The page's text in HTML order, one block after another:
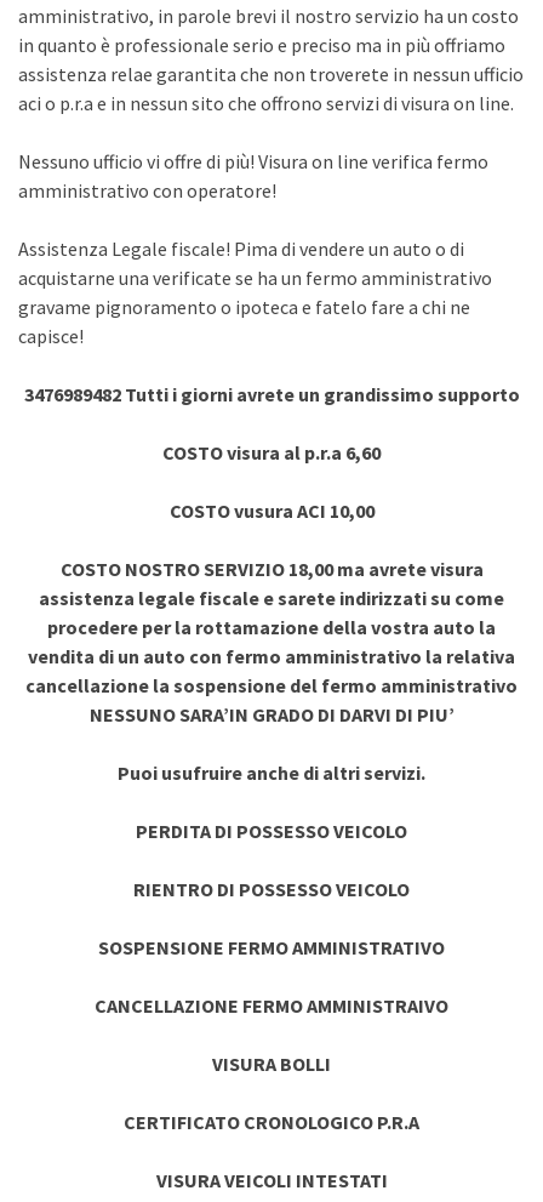
amministrativo, in parole brevi il nostro servizio ha un costo
in quanto è professionale serio e preciso ma in più offriamo
assistenza relae garantita che non troverete in nessun ufficio
aci o p.r.a e in nessun sito che offrono servizi di visura on line.
Nessuno ufficio vi offre di più! Visura on line verifica fermo
amministrativo con operatore!
Assistenza Legale fiscale! Pima di vendere un auto o di
acquistarne una verificate se ha un fermo amministrativo
gravame pignoramento o ipoteca e fatelo fare a chi ne
capisce!
3476989482 Tutti i giorni avrete un grandissimo supporto
COSTO visura al p.r.a 6,60
COSTO vusura ACI 10,00
COSTO NOSTRO SERVIZIO 18,00 ma avrete visura
assistenza legale fiscale e sarete indirizzati su come
procedere per la rottamazione della vostra auto la
vendita di un auto con fermo amministrativo la relativa
cancellazione la sospensione del fermo amministrativo
NESSUNO SARA’IN GRADO DI DARVI DI PIU’
Puoi usufruire anche di altri servizi.
PERDITA DI POSSESSO VEICOLO
RIENTRO DI POSSESSO VEICOLO
SOSPENSIONE FERMO AMMINISTRATIVO
CANCELLAZIONE FERMO AMMINISTRAIVO
VISURA BOLLI
CERTIFICATO CRONOLOGICO P.R.A
VISURA VEICOLI INTESTATI